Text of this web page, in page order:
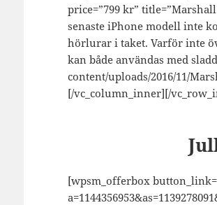
price=”799 kr”
senaste iPhone modell inte
hörlurar i taket. Varför inte
kan både användas med
content/uploads/2016/11/
[/vc_column_inner][/
[wpsm_offerbox